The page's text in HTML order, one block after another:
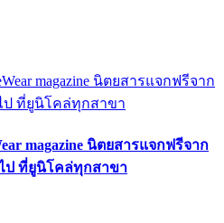
magazine นิตยสารแจกฟรีจาก
ป ที่ยูนิโคล่ทุกสาขา